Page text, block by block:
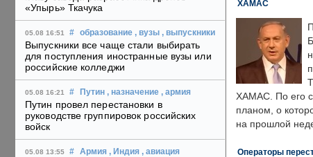
«Упырь» Ткачука
05.08 16:51 # образование , вузы , выпускники
Выпускники все чаще стали выбирать
для поступления иностранные вузы или
российские колледжи
05.08 16:21 # Путин , назначение , армия
Путин провел перестановки в
руководстве группировок российских
войск
05.08 13:55 # Армия , Индия , авиация
ХАМАС
ХАМАС. По его
планом, о
на прошлой
Операторы